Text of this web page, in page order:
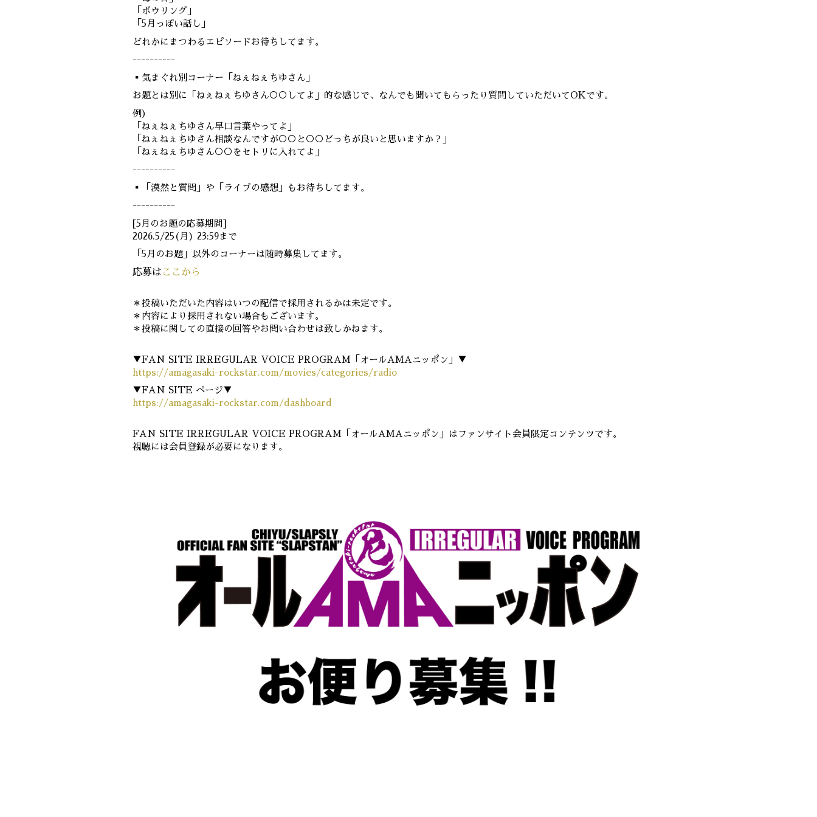
「ボウリング」
「5月っぽい話し」
どれかにまつわるエピソードお待ちしてます。
----------
▪気まぐれ別コーナー「ねぇねぇちゆさん」
お題とは別に「ねぇねぇちゆさん○○してよ」的な感じで、なんでも聞いてもらったり質問していただいてOKです。
例）
「ねぇねぇちゆさん早口言葉やってよ」
「ねぇねぇちゆさん相談なんですが○○と○○どっちが良いと思いますか？」
「ねぇねぇちゆさん○○をセトリに入れてよ」
----------
▪「漠然と質問」や「ライブの感想」もお待ちしてます。
----------
[5月のお題の応募期間]
2026.5/25(月) 23:59まで
「5月のお題」以外のコーナーは随時募集してます。
応募は ここから
＊投稿いただいた内容はいつの配信で採用されるかは未定です。
＊内容により採用されない場合もございます。
＊投稿に関しての直接の回答やお問い合わせは致しかねます。
▼FAN SITE IRREGULAR VOICE PROGRAM「オールAMAニッポン」▼
https://amagasaki-rockstar.com/movies/categories/radio
▼FAN SITE ページ▼
https://amagasaki-rockstar.com/dashboard
FAN SITE IRREGULAR VOICE PROGRAM「オールAMAニッポン」はファンサイト会員限定コンテンツです。
視聴には会員登録が必要になります。